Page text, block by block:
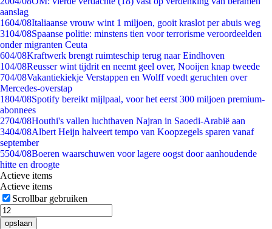
aanslag
1604/08Italiaanse vrouw wint 1 miljoen, gooit kraslot per abuis weg
3104/08Spaanse politie: minstens tien voor terrorisme veroordeelden
onder migranten Ceuta
604/08Kraftwerk brengt ruimteschip terug naar Eindhoven
104/08Reusser wint tijdrit en neemt geel over, Nooijen knap tweede
704/08Vakantiekiekje Verstappen en Wolff voedt geruchten over
Mercedes-overstap
1804/08Spotify bereikt mijlpaal, voor het eerst 300 miljoen premium-
abonnees
2704/08Houthi's vallen luchthaven Najran in Saoedi-Arabië aan
3404/08Albert Heijn halveert tempo van Koopzegels sparen vanaf
september
5504/08Boeren waarschuwen voor lagere oogst door aanhoudende
hitte en droogte
Actieve items
Actieve items
Scrollbar gebruiken
opslaan